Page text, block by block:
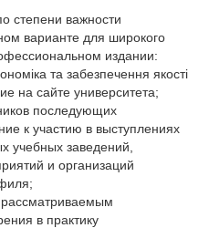
степени важности
варианте для широкого
издании:
та забезпечення якості
на сайте университета;
последующих
к участию в выступлениях
учебных заведений,
и организаций
в практику